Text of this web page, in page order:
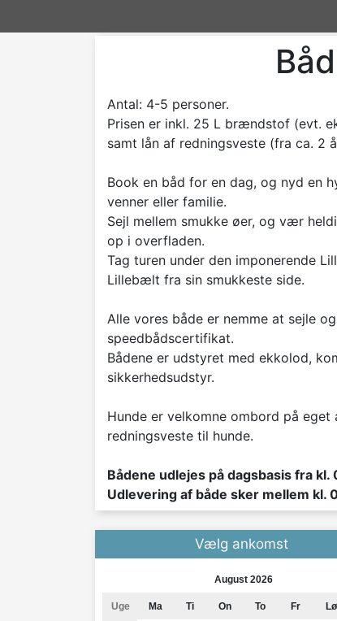
Antal: 4-5 personer.
Prisen er inkl. 25 L brændstof (evt.
samt lån af redningsveste (fra ca. 2
Book en båd for en dag, og nyd en
venner eller familie.
Sejl mellem smukke øer, og vær
op i overfladen.
Tag turen under den imponerende
Lillebælt fra sin smukkeste side.
Alle vores både er nemme at sejle
speedbådscertifikat.
Bådene er udstyret med ekkolod,
sikkerhedsudstyr.
Hunde er velkomne ombord på eget
redningsveste til hunde.
Bådene udlejes på dagsbasis fra
Udlevering af både sker mellem kl.
Vælg ankomst
August 2026
Uge Ma Ti On To Fr Lø